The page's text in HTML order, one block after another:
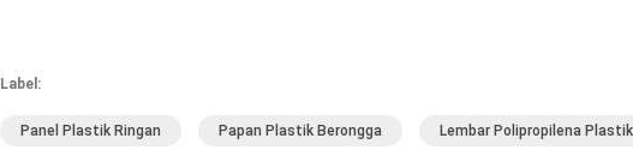
Label:
Panel Plastik Ringan Papan Plastik Berongga Lembar Polipropilena Plastik